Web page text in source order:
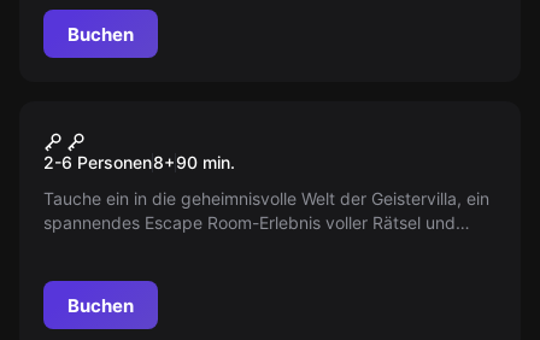
Buchen
Neu
Die Geistervilla
2-6 Personen8+90 min.
Tauche ein in die geheimnisvolle Welt der Geistervilla, ein
spannendes Escape Room-Erlebnis voller Rätsel und
abläuft? Ein Abenteuer wartet auf dich und deine
Freunde!
Buchen